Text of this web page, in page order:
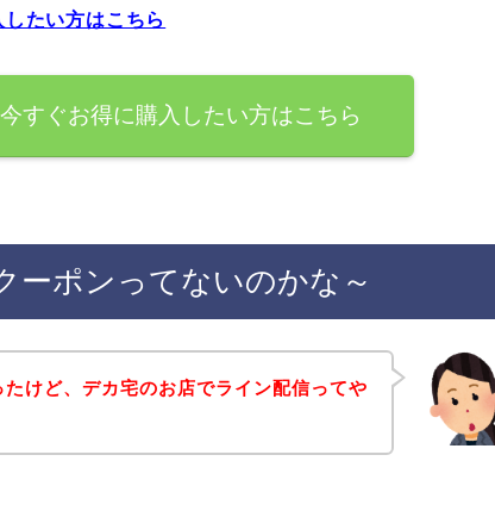
たい方はこちら
すぐお得に購入したい方はこちら
ーポンってないのかな～
けど、デカ宅のお店でライン配信ってや